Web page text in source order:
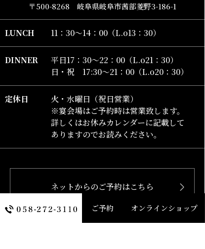
ひしの寿司フェイスブック
〒500-8268 岐阜県岐阜市茜部菱野3-186-1
LUNCH 11：30～14：00（L.o13：30）
DINNER
平日17：30～22：00（L.o21：30）
日・祝 17:30～21：00（L.o20：30）
定休日
火・水曜日（祝日営業）
※宴会場はご予約時は営業致します。
詳しくはお休みカレンダーに記載して
ありますのでお読みください。
ネットからのご予約はこちら
ご予約 オンラインショップ